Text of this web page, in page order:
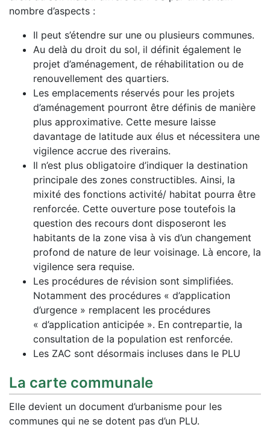
nombre d’aspects :
Il peut s’étendre sur une ou plusieurs communes.
Au delà du droit du sol, il définit également le
projet d’aménagement, de réhabilitation ou de
renouvellement des quartiers.
Les emplacements réservés pour les projets
d’aménagement pourront être définis de manière
plus approximative. Cette mesure laisse
davantage de latitude aux élus et nécessitera une
vigilence accrue des riverains.
Il n’est plus obligatoire d’indiquer la destination
principale des zones constructibles. Ainsi, la
mixité des fonctions activité/ habitat pourra être
renforcée. Cette ouverture pose toutefois la
question des recours dont disposeront les
habitants de la zone visa à vis d’un changement
profond de nature de leur voisinage. Là encore, la
vigilence sera requise.
Les procédures de révision sont simplifiées.
Notamment des procédures « d’application
d’urgence » remplacent les procédures
« d’application anticipée ». En contrepartie, la
consultation de la population est renforcée.
Les ZAC sont désormais incluses dans le PLU
La carte communale
Elle devient un document d’urbanisme pour les
communes qui ne se dotent pas d’un PLU.